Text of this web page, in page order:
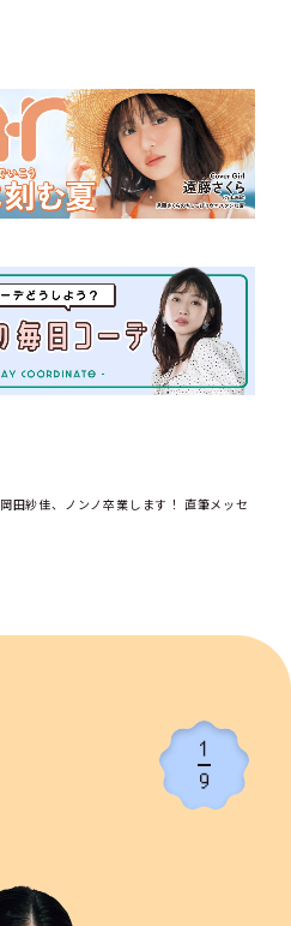
岡田紗佳、ノンノ卒業します！ 直筆メッセ
1
9